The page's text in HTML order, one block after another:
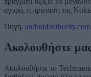
αγορά, η πρόταση της
Πηγή: androidauthority.com
Ακολουθήστε
Ακολουθήστε το